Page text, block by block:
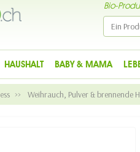
Bio-
HAUSHALT BABY & MAMA
Weihrauch, Pulver & brennende